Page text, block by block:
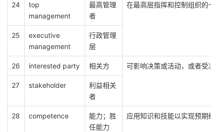
24
top
management
最高管理
者
在最高层指挥和控制组织的一
25
executive
management
行政管理
层
26 interested party 相关方 可影响决策或活动，或者受
27 stakeholder
利益相关
者
28 competence
能力；胜
任能力
应用知识和技能以实现预期结